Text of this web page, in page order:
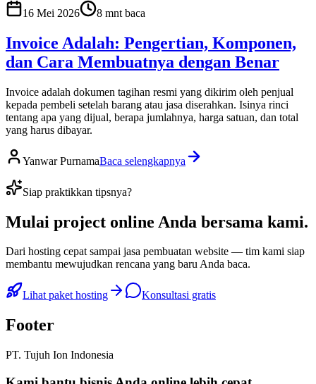
16 Mei 2026
8 mnt baca
Invoice Adalah: Pengertian, Komponen,
dan Cara Membuatnya dengan Benar
Invoice adalah dokumen tagihan resmi yang dikirim oleh penjual
kepada pembeli setelah barang atau jasa diserahkan. Isinya rinci
tentang apa yang dijual, berapa jumlahnya, harga satuan, dan total
yang harus dibayar.
Yanwar PurnamaBaca selengkapnya
Siap praktikkan tipsnya?
Mulai project online Anda bersama kami.
Dari hosting cepat sampai jasa pembuatan website — tim kami siap
membantu mewujudkan rencana yang baru Anda baca.
Lihat paket hosting Konsultasi gratis
Footer
PT. Tujuh Ion Indonesia